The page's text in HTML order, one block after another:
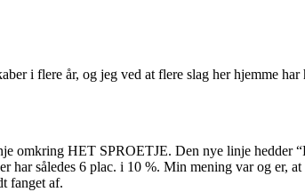
i flere år, og jeg ved at flere slag her hjemme har
omkring HET SPROETJE. Den nye linje hedder
således 6 plac. i 10 %. Min mening var og er,
fanget af.